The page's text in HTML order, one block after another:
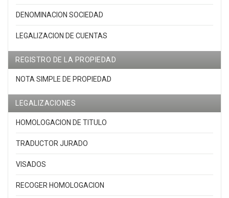
DENOMINACION SOCIEDAD
LEGALIZACION DE CUENTAS
REGISTRO DE LA PROPIEDAD
NOTA SIMPLE DE PROPIEDAD
LEGALIZACIONES
HOMOLOGACION DE TITULO
TRADUCTOR JURADO
VISADOS
RECOGER HOMOLOGACION